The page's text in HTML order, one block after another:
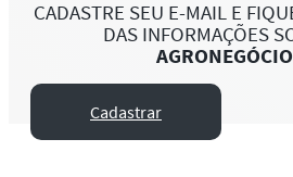
CADASTRE SEU E-MAIL E
DAS INFORMAÇÕES
AGRONEGÓCIO
Cadastrar